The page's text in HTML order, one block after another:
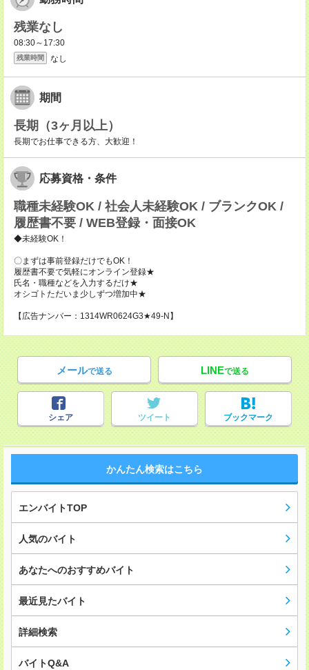
残業なし
08:30～17:30
残業時間 なし
期間
長期（3ヶ月以上）
長期でお仕事できる方、大歓迎！
応募資格・条件
職種未経験OK / 社会人未経験OK / ブランクOK /
履歴書不要 / WEB登録・面接OK
◆未経験OK！
〇まずは事前登録だけでもOK！
履歴書不要で気軽にオンライン登録★
氏名・職種などを入力するだけ★
オシゴトただいま少しずつ増加中★
【広告ナンバー：1314WR0624G3★49-N】
メールで送る LINEで送る
シェア ツイート ブックマーク
かんたん検索はこちら
エンバイトTOP
人気のバイト
あなたへのおすすめバイト
最近見たバイト
詳細検索
バイトQ&A